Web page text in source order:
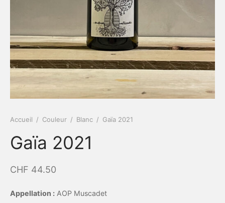
Accueil / Couleur / Blanc / Gaïa 2021
Gaïa 2021
CHF 44.50
Appellation : AOP Muscadet